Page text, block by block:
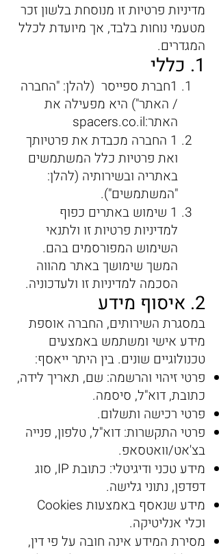
מדיניות פרטיות זו מנוסחת בלשון זכר
מטעמי נוחות בלבד, אך מיועדת לכלל
המגדרים.
1. כללי
1חברת ספייסר (להלן: "החברה
/ האתר") היא מפעילה את
האתר:spacers.co.il
1 החברה מכבדת את פרטיותך
ואת פרטיות כלל המשתמשים
באתריה ובשירותיה (להלן:
"המשתמשים").
1 שימוש באתרים כפוף
למדיניות פרטיות זו ולתנאי
השימוש המפורסמים בהם.
המשך שימושך באתר מהווה
הסכמה למדיניות זו ולעדכוניה.
2. איסוף מידע
במסגרת השירותים, החברה אוספת
מידע אישי ומשתמש באמצעים
טכנולוגיים שונים. בין היתר ייאסף:
פרטי זיהוי והרשמה: שם, תאריך לידה,
כתובת, דוא"ל, סיסמה.
פרטי רכישה ותשלום.
פרטי התקשרות: דוא"ל, טלפון, פנייה
בצ'אט/וואטסאפ.
מידע טכני ודיגיטלי: כתובת IP, סוג
דפדפן, נתוני גלישה.
מידע שנאסף באמצעות Cookies
וכלי אנליטיקה.
מסירת המידע אינה חובה על פי דין,